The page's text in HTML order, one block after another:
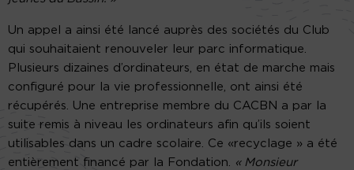
Un appel a ainsi été lancé auprès des sociétés du Club
qui souhaitaient renouveler leur parc informatique.
Plusieurs dizaines d’ordinateurs, en état de marche mais
configuré pour la vie professionnelle, ont ainsi été
récupérés. Une entreprise membre du CACBN a par la
suite remis à niveau les ordinateurs afin qu’ils soient
utilisables dans un cadre scolaire. Ce «recyclage » a été
entièrement financé par la Fondation. « Monsieur